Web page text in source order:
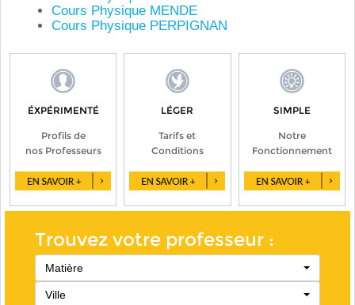
Cours Physique MENDE
Cours Physique PERPIGNAN
ÉXPÉRIMENTÉ
Profils de
nos Professeurs
LÉGER
Tarifs et
Conditions
SIMPLE
Notre
Fonctionnement
Trouvez votre professeur :
Matière
Ville